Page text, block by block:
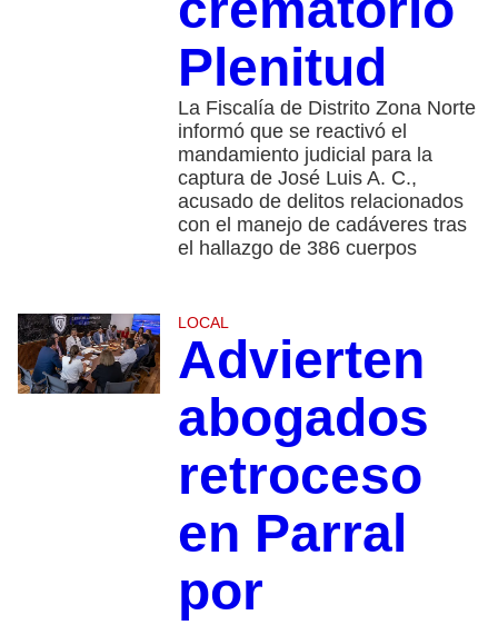
Plenitud
La Fiscalía de Distrito Zona Norte
informó que se reactivó el
mandamiento judicial para la
captura de José Luis A. C.,
acusado de delitos relacionados
con el manejo de cadáveres tras
el hallazgo de 386 cuerpos
LOCAL
Advierten
abogados
retroceso
en Parral
por